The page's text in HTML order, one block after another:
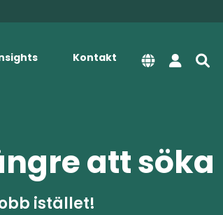
Kontakt
att söka
istället!